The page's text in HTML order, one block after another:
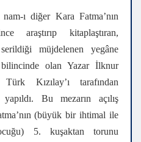
ı diğer Kara Fatma’nın
araştırıp kitaplaştıran,
müjdelenen yegâne
bilincinde olan Yazar İlknur
Kızılay’ı tarafından
Bu mezarın açılış
(büyük bir ihtimal ile
5. kuşaktan torunu